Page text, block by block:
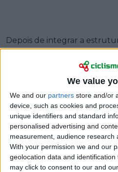
We value
We and our partners store and/or
device, such as cookies and
unique identifiers and standard
personalised advertising and
measurement, audience research
With your permission we and our
geolocation data and
may click to consent to our and
Depois de integrar a
neerlandesa em 2023, com
trajetória parecia alinhada
academias de talento do
contrato foi rescindido
último ano, com a equipa a
detalhes sobre a separação
Agora, o italiano recorda
mas convicto de que a
sua saúde mental e
generoso nos elogios aos